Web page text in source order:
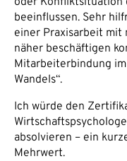
beeinflussen. Sehr
einer Praxisarbeit mit
näher beschäftigen
Mitarbeiterbindung
Wandels“.
Ich würde den
absolvieren – ein
Mehrwert.